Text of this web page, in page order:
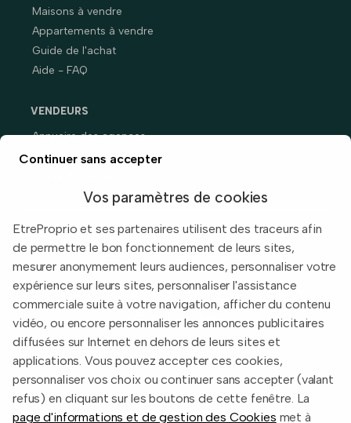
Maisons à vendre
Appartements à vendre
Guide de l'achat
Aide - FAQ
VENDEURS
Annuaire des agences
Prix immobiliers en France
Informations légales
Conditions d'utilisation
Politique de confidentialité
2026 EtreProprio.com
Continuer sans accepter
Vos paramètres de cookies
EtreProprio et ses partenaires utilisent des traceurs afin
de permettre le bon fonctionnement de leurs sites,
mesurer anonymement leurs audiences, personnaliser votre
expérience sur leurs sites, personnaliser l'assistance
commerciale suite à votre navigation, afficher du contenu
vidéo, ou encore personnaliser les annonces publicitaires
diffusées sur Internet en dehors de leurs sites et
applications. Vous pouvez accepter ces cookies,
personnaliser vos choix ou continuer sans accepter (valant
refus) en cliquant sur les boutons de cette fenêtre. La
page d'informations et de gestion des Cookies met à